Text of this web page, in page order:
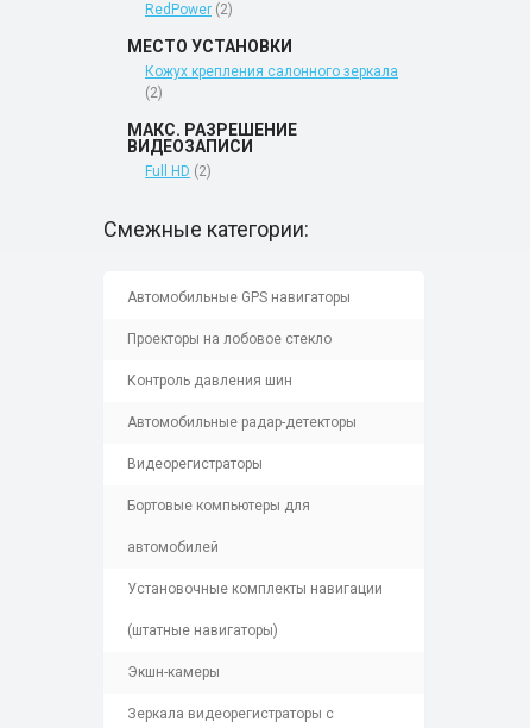
RedPower (2)
МЕСТО УСТАНОВКИ
Кожух крепления салонного зеркала
(2)
МАКС. РАЗРЕШЕНИЕ
ВИДЕОЗАПИСИ
Full HD (2)
Смежные категории:
Автомобильные GPS навигаторы
Проекторы на лобовое стекло
Контроль давления шин
Автомобильные радар-детекторы
Видеорегистраторы
Бортовые компьютеры для
автомобилей
Установочные комплекты навигации
(штатные навигаторы)
Экшн-камеры
Зеркала видеорегистраторы с